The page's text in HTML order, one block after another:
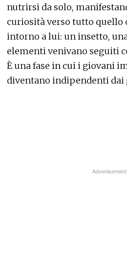
nutrirsi da solo,
curiosità verso tutto quello
intorno a lui: un insetto,
elementi venivano seguiti
È una fase in cui i giovani
diventano indipendenti dai